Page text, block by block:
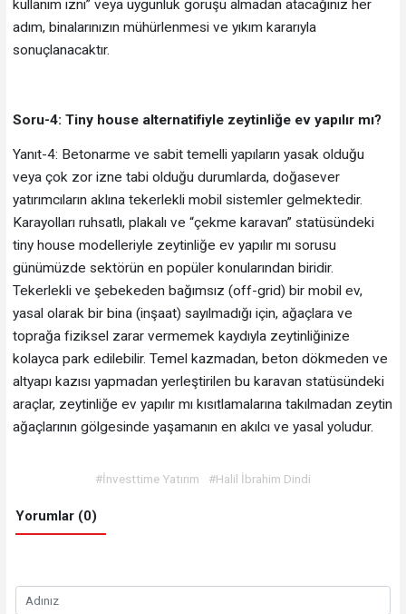
kullanım izni” veya uygunluk görüşü almadan atacağınız her
adım, binalarınızın mühürlenmesi ve yıkım kararıyla
sonuçlanacaktır.
Soru-4: Tiny house alternatifiyle zeytinliğe ev yapılır mı?
Yanıt-4: Betonarme ve sabit temelli yapıların yasak olduğu
veya çok zor izne tabi olduğu durumlarda, doğasever
yatırımcıların aklına tekerlekli mobil sistemler gelmektedir.
Karayolları ruhsatlı, plakalı ve “çekme karavan” statüsündeki
tiny house modelleriyle zeytinliğe ev yapılır mı sorusu
günümüzde sektörün en popüler konularından biridir.
Tekerlekli ve şebekeden bağımsız (off-grid) bir mobil ev,
yasal olarak bir bina (inşaat) sayılmadığı için, ağaçlara ve
toprağa fiziksel zarar vermemek kaydıyla zeytinliğinize
kolayca park edilebilir. Temel kazmadan, beton dökmeden ve
altyapı kazısı yapmadan yerleştirilen bu karavan statüsündeki
araçlar, zeytinliğe ev yapılır mı kısıtlamalarına takılmadan zeytin
ağaçlarının gölgesinde yaşamanın en akılcı ve yasal yoludur.
#İnvesttime Yatırım #Halil İbrahim Dindi
Yorumlar (0)